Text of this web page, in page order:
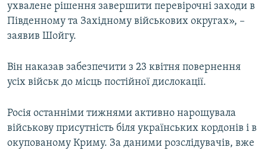
ухвалене рішення завершити перевірочні заходи в
Південному та Західному військових округах», –
заявив Шойгу.
Він наказав забезпечити з 23 квітня повернення
усіх військ до місць постійної дислокації.
Росія останніми тижнями активно нарощувала
військову присутність біля українських кордонів і в
окупованому Криму. За даними розслідувачів, вже